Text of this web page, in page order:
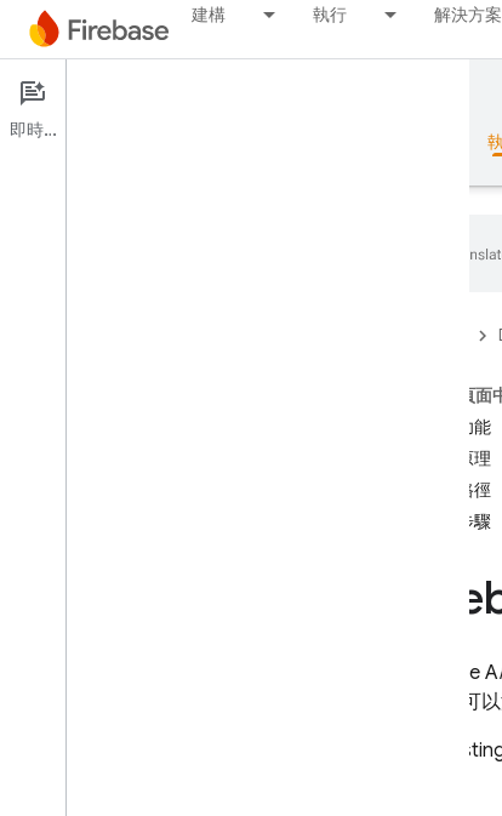
建構 執行 解決方案
Documentation
總覽
這個頁
主要功能
運作原理
實作路徑
後續步驟
Firebase
能，您可
A/B
即時通訊